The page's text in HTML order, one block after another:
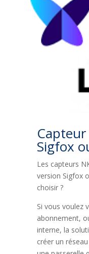
Sigfox
Les capteurs
version Sigfox
choisir ?
Si vous voulez
abonnement,
interne, la
créer un